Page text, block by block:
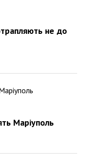
не до
Маріуполь